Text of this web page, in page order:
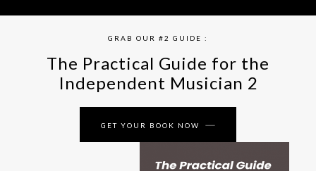
GRAB OUR #2 GUIDE :
The Practical Guide for the
Independent Musician 2
GET YOUR BOOK NOW